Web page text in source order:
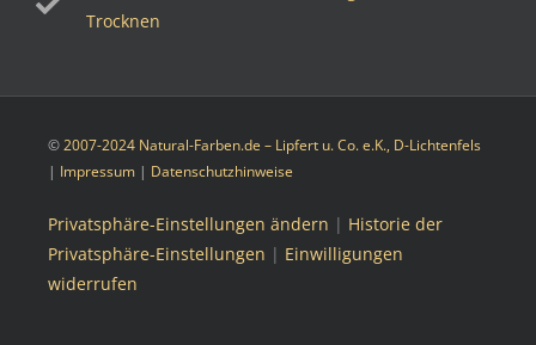
Trocknen
©2007-2024 Natural-Farben.de – Lipfert u. Co. e.K., D-Lichtenfels
| Impressum | Datenschutzhinweise
Privatsphäre-Einstellungen ändern | Historie der
Privatsphäre-Einstellungen | Einwilligungen
widerrufen